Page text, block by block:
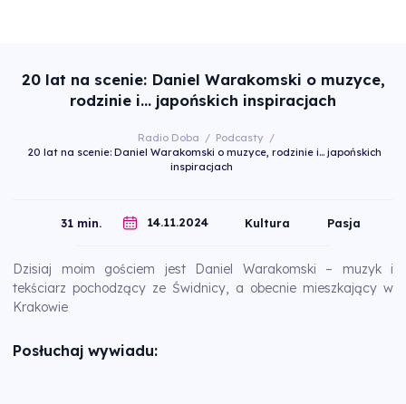
20 lat na scenie: Daniel Warakomski o muzyce,
rodzinie i… japońskich inspiracjach
Radio Doba / Podcasty /
20 lat na scenie: Daniel Warakomski o muzyce, rodzinie i… japońskich
inspiracjach
31 min. 14.11.2024 Kultura Pasja
Dzisiaj moim gościem jest Daniel Warakomski – muzyk i
tekściarz pochodzący ze Świdnicy, a obecnie mieszkający w
Krakowie
Posłuchaj wywiadu: